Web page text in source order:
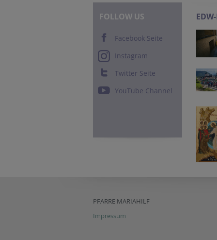
FOLLOW US
Facebook Seite
Instagram
Twitter Seite
YouTube Channel
PFARRE MARIAHILF
Impressum